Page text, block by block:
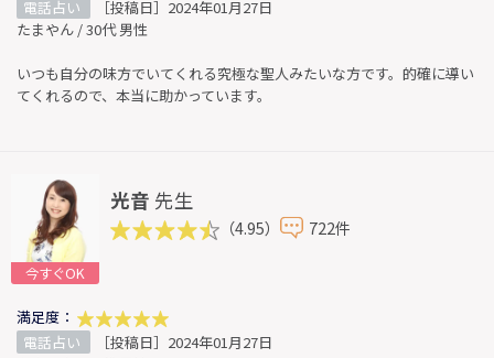
電話占い
［投稿日］2024年01月27日
たまやん / 30代 男性
いつも自分の味方でいてくれる究極な聖人みたいな方です。的確に導い
てくれるので、本当に助かっています。
今すぐOK
光音 先生
（4.95） 722件
満足度：
電話占い
［投稿日］2024年01月27日